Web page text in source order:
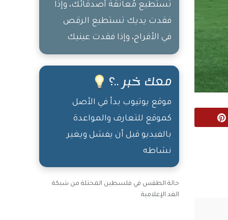
تستطيع مُعانقة أصدقائك، وإذا
فقدت يديك تستطيع الرقص
في الأفراح، وإذا فقدت عينيك
تستطيع سماع الموسيقى، وإذا
برؤية الأهل والأحبّة، وإذا فقدت
كل شيء تستطيع الإستلقاء
على أرض وطنك.. أما إذا فقدت
أرض وطنك فماذا باستطاعتك
أن تفعل
معك خبر ..؟
موقع يوتيوب بدأ في الأصل
كموقع للتعارف والمواعدة
بالفيديو قبل أن يفشل ويغير
نشاطه
حالة الطقس في فلسطين المحتلة من شبكة
الغد الإعلامية